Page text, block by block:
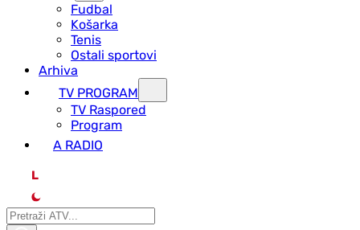
Fudbal
Košarka
Tenis
Ostali sportovi
Arhiva
TV PROGRAM
ТV Raspored
Program
A RADIO
L